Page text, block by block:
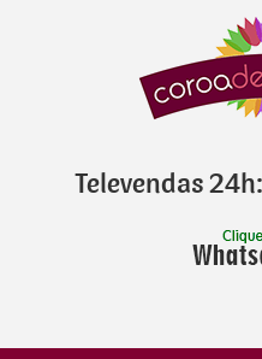
Televendas 24h: